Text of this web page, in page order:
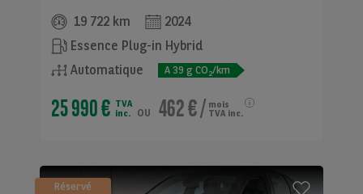
19 722 km
2024
Essence Plug-in Hybrid
Automatique
A 39 g CO2/km
25 990 € TVA
inc.
ou 462 €/ mois
TVA inc.
Réservé